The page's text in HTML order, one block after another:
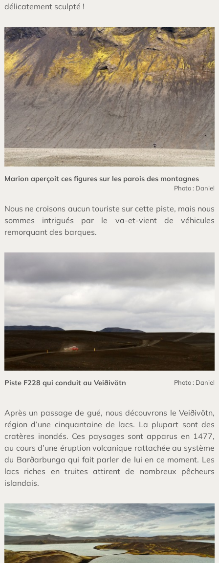
délicatement sculpté !
Marion aperçoit ces figures sur les parois des montagnes
Photo : Daniel
Nous ne croisons aucun touriste sur cette piste, mais nous
sommes intrigués par le va-et-vient de véhicules
remorquant des barques.
Piste F228 qui conduit au Veiðivötn Photo : Daniel
Après un passage de gué, nous découvrons le Veiðivötn,
région d’une cinquantaine de lacs. La plupart sont des
cratères inondés. Ces paysages sont apparus en 1477,
au cours d’une éruption volcanique rattachée au système
du Barðarbunga qui fait parler de lui en ce moment. Les
lacs riches en truites attirent de nombreux pêcheurs
islandais.